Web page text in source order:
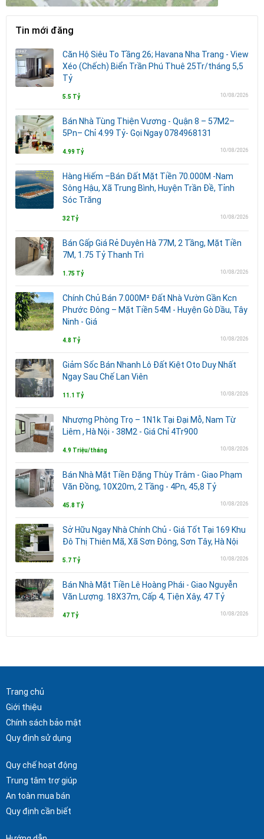
Tin mới đăng
Căn Hộ Siêu To Tầng 26; Havana Nha Trang - View
Xéo (Chếch) Biển Trần Phú Thuê 25Tr/tháng 5,5
Tỷ
5.5 Tỷ 10/08/2026
Bán Nhà Tùng Thiện Vương - Quận 8 – 57M2–
5Pn– Chỉ 4.99 Tỷ- Gọi Ngay 0784968131
4.99 Tỷ 10/08/2026
Hàng Hiếm –Bán Đất Mặt Tiền 70.000M -Nam
Sông Hậu, Xã Trung Bình, Huyện Trần Đề, Tỉnh
Sóc Trăng
32 Tỷ 10/08/2026
Bán Gấp Giá Rẻ Duyên Hà 77M, 2 Tầng, Mặt Tiền
7M, 1.75 Tỷ Thanh Trì
1.75 Tỷ 10/08/2026
Chính Chủ Bán 7.000M² Đất Nhà Vườn Gần Kcn
Phước Đông – Mặt Tiền 54M - Huyện Gò Dầu, Tây
Ninh - Giá
4.8 Tỷ 10/08/2026
Giảm Sốc Bán Nhanh Lô Đất Kiệt Oto Duy Nhất
Ngay Sau Chế Lan Viên
11.1 Tỷ 10/08/2026
Nhượng Phòng Trọ – 1N1k Tại Đại Mỗ, Nam Từ
Liêm , Hà Nội - 38M2 - Giá Chỉ 4Tr900
4.9 Triệu/tháng 10/08/2026
Bán Nhà Mặt Tiền Đặng Thùy Trâm - Giao Phạm
Văn Đồng, 10X20m, 2 Tầng - 4Pn, 45,8 Tỷ
45.8 Tỷ 10/08/2026
Sở Hữu Ngay Nhà Chính Chủ - Giá Tốt Tại 169 Khu
Đô Thị Thiên Mã, Xã Sơn Đông, Sơn Tây, Hà Nội
5.7 Tỷ 10/08/2026
Bán Nhà Mặt Tiền Lê Hoàng Phái - Giao Nguyễn
Văn Lượng. 18X37m, Cấp 4, Tiện Xây, 47 Tỷ
47 Tỷ 10/08/2026
Trang chủ
Giới thiệu
Chính sách bảo mật
Quy định sử dụng
Quy chế hoạt động
Trung tâm trợ giúp
An toàn mua bán
Quy định cần biết